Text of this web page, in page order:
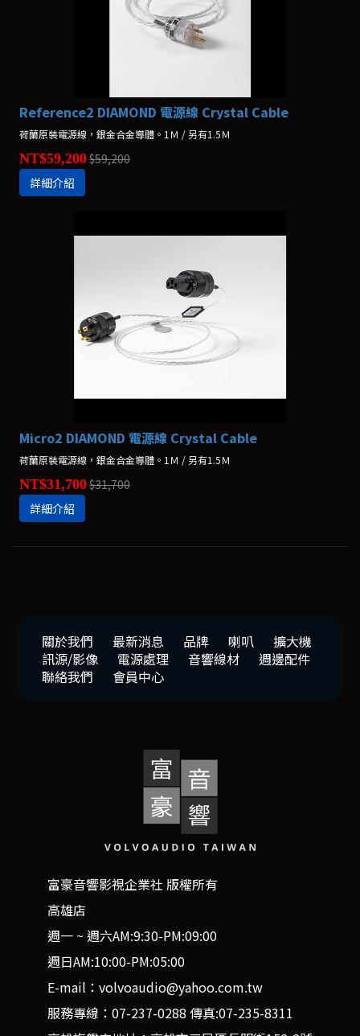
Reference2 DIAMOND 電源線 Crystal Cable
荷蘭原裝電源線，銀金合金導體。1Ｍ / 另有1.5Ｍ
NT$59,200$59,200
詳細介紹
Micro2 DIAMOND 電源線 Crystal Cable
荷蘭原裝電源線，銀金合金導體。1Ｍ / 另有1.5Ｍ
NT$31,700$31,700
詳細介紹
關於我們 最新消息 品牌 喇叭
擴大機
訊源/影像
電源處理 音響線材
週邊配件
聯絡我們
會員中心
富豪音響影視企業社 版權所有
高雄店
週一 ~ 週六AM:9:30-PM:09:00
週日AM:10:00-PM:05:00
E-mail：volvoaudio@yahoo.com.tw
服務專線：07-237-0288 傳真:07-235-8311